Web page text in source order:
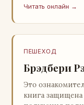
заставлял…
Читать онлайн →
ПЕШЕХОД
Брэдбери
Это
книга